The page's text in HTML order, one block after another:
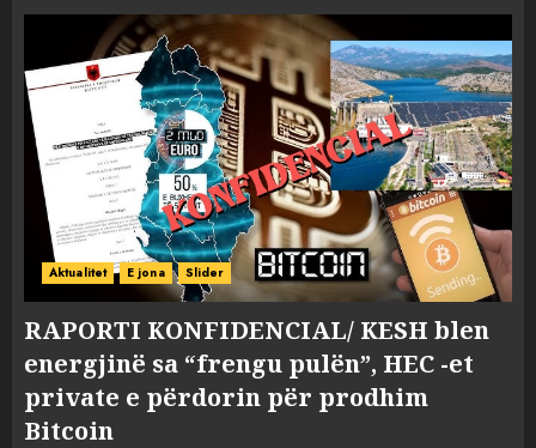
Aktualitet E jona Slider
RAPORTI KONFIDENCIAL/ KESH blen
energjinë sa “frengu pulën”, HEC -et
private e përdorin për prodhim
Bitcoin